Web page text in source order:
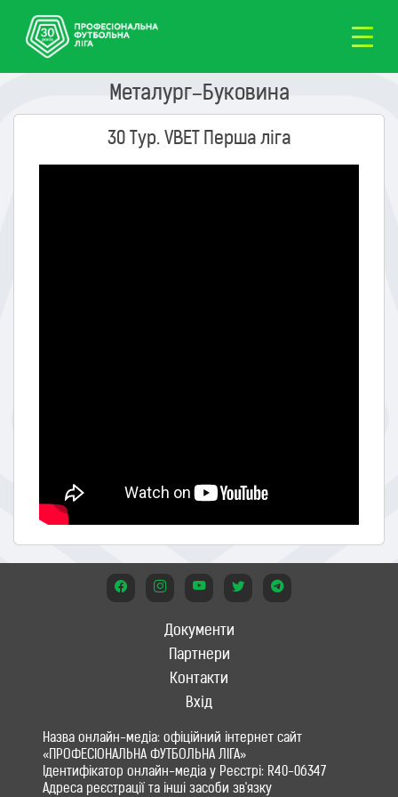
Металург–Буковина
30 Тур. VBET Перша ліга
Документи
Партнери
Контакти
Вхід
Назва онлайн-медіа: офіційний інтернет сайт
«ПРОФЕСІОНАЛЬНА ФУТБОЛЬНА ЛІГА»
Ідентифікатор онлайн-медіа у Реєстрі: R40-06347
Адреса реєстрації та інші засоби зв'язку